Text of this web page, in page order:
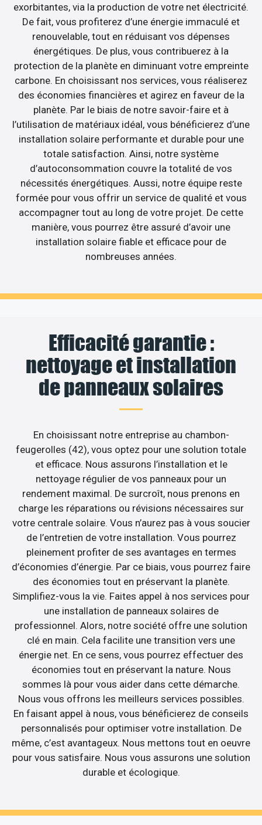
exorbitantes, via la production de votre net électricité.
De fait, vous profiterez d’une énergie immaculé et
renouvelable, tout en réduisant vos dépenses
énergétiques. De plus, vous contribuerez à la
protection de la planète en diminuant votre empreinte
carbone. En choisissant nos services, vous réaliserez
des économies financières et agirez en faveur de la
planète. Par le biais de notre savoir-faire et à
l’utilisation de matériaux idéal, vous bénéficierez d’une
installation solaire performante et durable pour une
totale satisfaction. Ainsi, notre système
d’autoconsommation couvre la totalité de vos
nécessités énergétiques. Aussi, notre équipe reste
formée pour vous offrir un service de qualité et vous
accompagner tout au long de votre projet. De cette
manière, vous pourrez être assuré d’avoir une
installation solaire fiable et efficace pour de
nombreuses années.
Efficacité garantie :
nettoyage et installation
de panneaux solaires
En choisissant notre entreprise au chambon-
feugerolles (42), vous optez pour une solution totale
et efficace. Nous assurons l’installation et le
nettoyage régulier de vos panneaux pour un
rendement maximal. De surcroît, nous prenons en
charge les réparations ou révisions nécessaires sur
votre centrale solaire. Vous n’aurez pas à vous soucier
de l’entretien de votre installation. Vous pourrez
pleinement profiter de ses avantages en termes
d’économies d’énergie. Par ce biais, vous pourrez faire
des économies tout en préservant la planète.
Simplifiez-vous la vie. Faites appel à nos services pour
une installation de panneaux solaires de
professionnel. Alors, notre société offre une solution
clé en main. Cela facilite une transition vers une
énergie net. En ce sens, vous pourrez effectuer des
économies tout en préservant la nature. Nous
sommes là pour vous aider dans cette démarche.
Nous vous offrons les meilleurs services possibles.
En faisant appel à nous, vous bénéficierez de conseils
personnalisés pour optimiser votre installation. De
même, c’est avantageux. Nous mettons tout en oeuvre
pour vous satisfaire. Nous vous assurons une solution
durable et écologique.